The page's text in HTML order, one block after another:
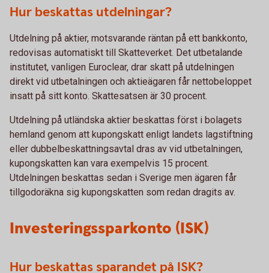
Hur beskattas utdelningar?
Utdelning på aktier, motsvarande räntan på ett bankkonto,
redovisas automatiskt till Skatteverket. Det utbetalande
institutet, vanligen Euroclear, drar skatt på utdelningen
direkt vid utbetalningen och aktieägaren får nettobeloppet
insatt på sitt konto. Skattesatsen är 30 procent.
Utdelning på utländska aktier beskattas först i bolagets
hemland genom att kupongskatt enligt landets lagstiftning
eller dubbelbeskattningsavtal dras av vid utbetalningen,
kupongskatten kan vara exempelvis 15 procent.
Utdelningen beskattas sedan i Sverige men ägaren får
tillgodoräkna sig kupongskatten som redan dragits av.
Investeringssparkonto (ISK)
Hur beskattas sparandet på ISK?